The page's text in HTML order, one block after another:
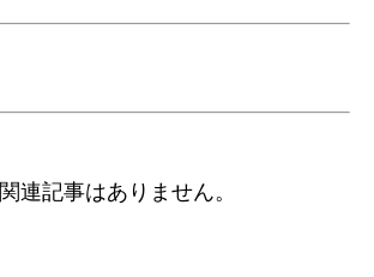
関連記事はありません。